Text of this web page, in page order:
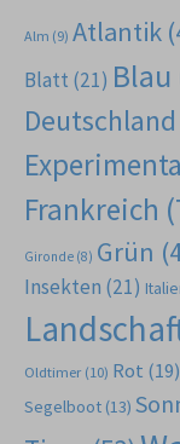
Alm (9) Atlantik
Blatt (21) Blau
Deutschland
Frankreich
Gironde (8) Grün
Insekten (21)
Oldtimer (10) Rot (19)
Segelboot (13)